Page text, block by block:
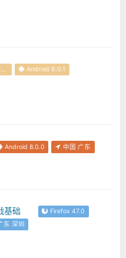
Android 6.0.1
Android 8.0.0 中国 广东
基础
Firefox 47.0
东 深圳